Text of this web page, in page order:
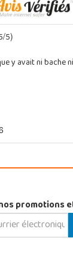
/5)
y avait ni bache
promotions